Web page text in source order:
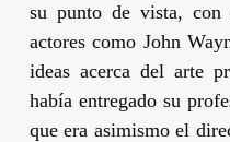
su punto de vista, con
actores como John
ideas acerca del arte
había entregado su
que era asimismo el